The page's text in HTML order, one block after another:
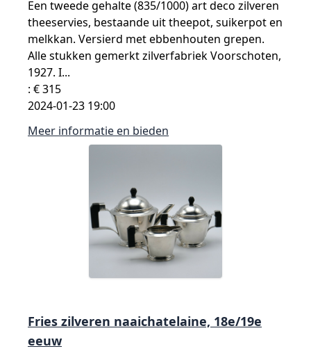
Een tweede gehalte (835/1000) art deco zilveren
theeservies, bestaande uit theepot, suikerpot en
melkkan. Versierd met ebbenhouten grepen.
Alle stukken gemerkt zilverfabriek Voorschoten,
1927. I...
: € 315
2024-01-23 19:00
Meer informatie en bieden
Fries zilveren naaichatelaine, 18e/19e
eeuw